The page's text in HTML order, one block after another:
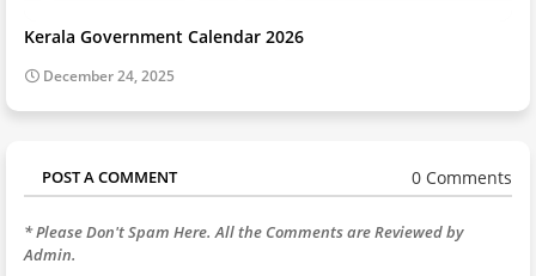
Kerala Government Calendar 2026
December 24, 2025
POST A COMMENT 0 Comments
* Please Don't Spam Here. All the Comments are Reviewed by
Admin.